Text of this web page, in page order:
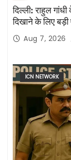
दिल्ली: राहुल
दिखाने के लिए बड़ी
Aug 7, 2026
ICN NETWORK